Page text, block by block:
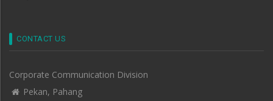
CONTACT US
Corporate Communication Division
Pekan, Pahang